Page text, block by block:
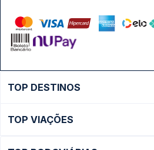
TOP DESTINOS
Ônibus São Paulo
TOP VIAÇÕES